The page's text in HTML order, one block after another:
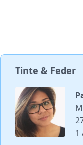
Tinte & Feder
1